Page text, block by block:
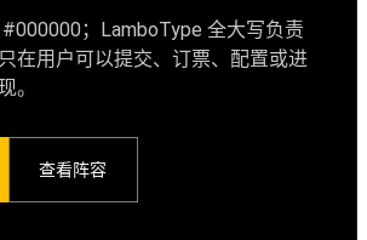
；LamboType 全大写负责
在用户可以提交、订票、配置或进
。
查看阵容